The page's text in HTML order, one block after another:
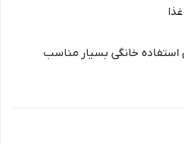
استفاده خانگی بسیار مناسب